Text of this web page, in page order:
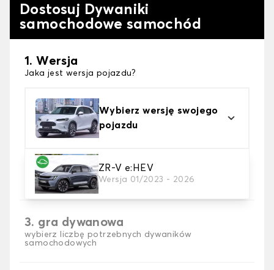
Dostosuj Dywaniki
samochodowe samochód
1. Wersja
Jaka jest wersja pojazdu?
Wybierz wersję swojego
pojazdu
ZR-V e:HEV
Wersja 01/2023 - 2026
2. Materiał
wybierz materiał dywanika samochodowego
3. gra dywanowa
wybierz liczbę potrzebnych dywaników
samochodowych